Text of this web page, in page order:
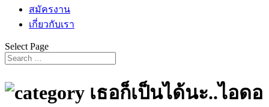
สมัครงาน
เกี่ยวกับเรา
Select Page
เธอก็เป็นได้นะ..ไอดอ